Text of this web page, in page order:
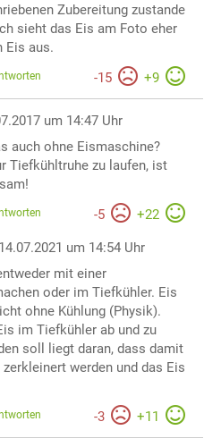
Zubereitung zustande
sieht das Eis am Foto eher
Eis aus.
-15 +9
um 14:47 Uhr
auch ohne Eismaschine?
Tiefkühltruhe zu laufen, ist
-5 +22
um 14:54 Uhr
mit einer
oder im Tiefkühler. Eis
ohne Kühlung (Physik).
im Tiefkühler ab und zu
soll liegt daran, dass damit
werden und das Eis
-3 +11